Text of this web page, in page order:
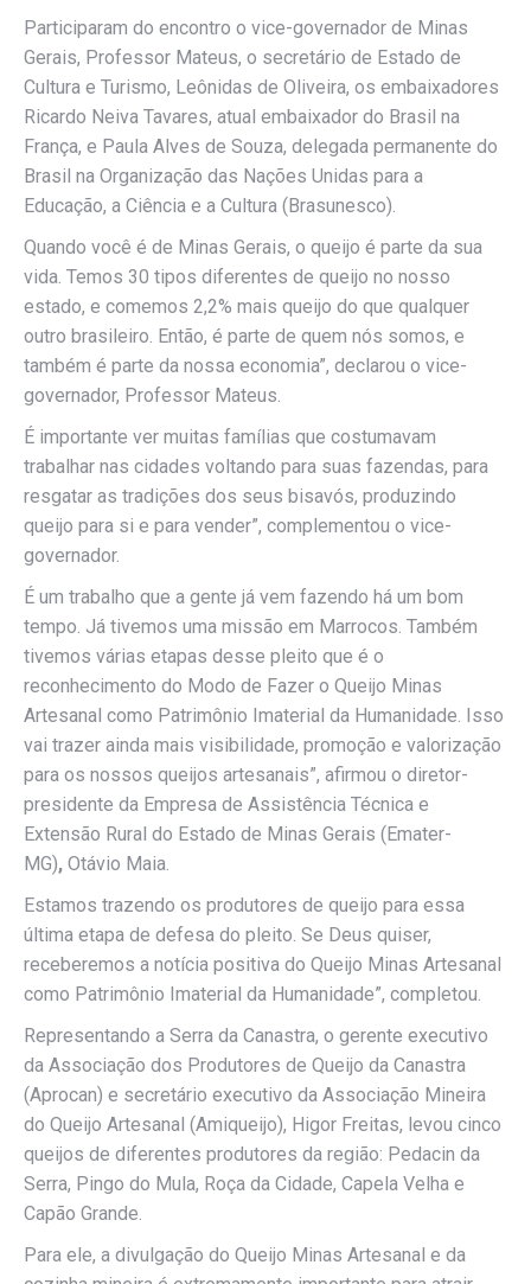
Participaram do encontro o vice-governador de Minas
Gerais, Professor Mateus, o secretário de Estado de
Cultura e Turismo, Leônidas de Oliveira, os embaixadores
Ricardo Neiva Tavares, atual embaixador do Brasil na
França, e Paula Alves de Souza, delegada permanente do
Brasil na Organização das Nações Unidas para a
Educação, a Ciência e a Cultura (Brasunesco).
Quando você é de Minas Gerais, o queijo é parte da sua
vida. Temos 30 tipos diferentes de queijo no nosso
estado, e comemos 2,2% mais queijo do que qualquer
outro brasileiro. Então, é parte de quem nós somos, e
também é parte da nossa economia”, declarou o vice-
governador, Professor Mateus.
É importante ver muitas famílias que costumavam
trabalhar nas cidades voltando para suas fazendas, para
resgatar as tradições dos seus bisavós, produzindo
queijo para si e para vender”, complementou o vice-
governador.
É um trabalho que a gente já vem fazendo há um bom
tempo. Já tivemos uma missão em Marrocos. Também
tivemos várias etapas desse pleito que é o
reconhecimento do Modo de Fazer o Queijo Minas
Artesanal como Patrimônio Imaterial da Humanidade. Isso
vai trazer ainda mais visibilidade, promoção e valorização
para os nossos queijos artesanais”, afirmou o diretor-
presidente da Empresa de Assistência Técnica e
Extensão Rural do Estado de Minas Gerais (Emater-
MG), Otávio Maia.
Estamos trazendo os produtores de queijo para essa
última etapa de defesa do pleito. Se Deus quiser,
receberemos a notícia positiva do Queijo Minas Artesanal
como Patrimônio Imaterial da Humanidade”, completou.
Representando a Serra da Canastra, o gerente executivo
da Associação dos Produtores de Queijo da Canastra
(Aprocan) e secretário executivo da Associação Mineira
do Queijo Artesanal (Amiqueijo), Higor Freitas, levou cinco
queijos de diferentes produtores da região: Pedacin da
Serra, Pingo do Mula, Roça da Cidade, Capela Velha e
Capão Grande.
Para ele, a divulgação do Queijo Minas Artesanal e da